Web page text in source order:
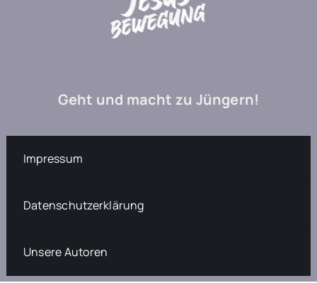
Geht und macht zu Jüngern!
Impressum
Datenschutzerklärung
Unsere Autoren